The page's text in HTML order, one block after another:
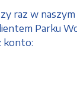
raz w naszym
Parku
konto: